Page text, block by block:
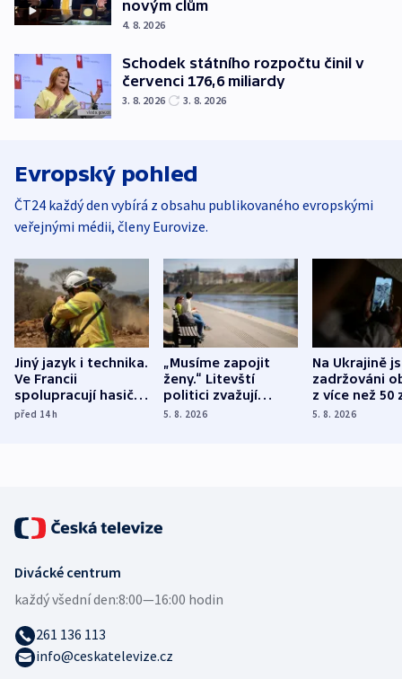
novým clům
4. 8. 2026
Schodek státního rozpočtu činil v
červenci 176,6 miliardy
3. 8. 2026 3. 8. 2026
Evropský pohled
ČT24 každý den vybírá z obsahu publikovaného evropskými
veřejnými médii, členy Eurovize.
Jiný jazyk i technika.
Ve Francii
spolupracují hasiči z
různých zemí
před 14h
„Musíme zapojit
ženy.“ Litevští
politici zvažují
dohodu o
5. 8. 2026
Na Ukrajině
zadržováni
z více než 50
Bojovali na
5. 8. 2026
Divácké centrum
každý všední den:8:00—16:00 hodin
261 136 113
info@ceskatelevize.cz